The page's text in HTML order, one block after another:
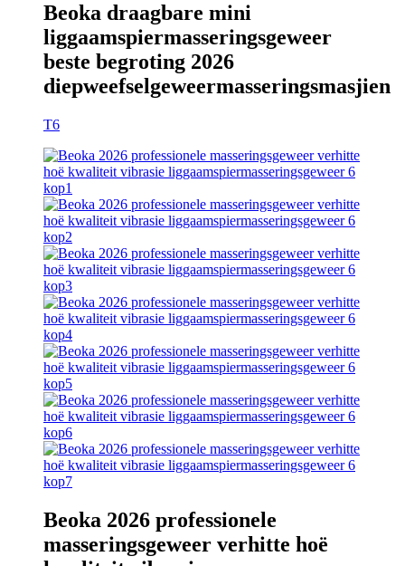
Beoka draagbare mini
liggaamspiermasseringsgeweer
beste begroting 2026
diepweefselgeweermasseringsmasjien
T6
Beoka 2026 professionele
masseringsgeweer verhitte hoë